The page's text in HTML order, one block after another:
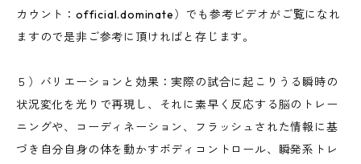
カウント：official.dominate）でも参考ビデオがご覧になれ
ますので是非ご参考に頂ければと存じます。
５）バリエーションと効果：実際の試合に起こりうる瞬時の
状況変化を光りで再現し、それに素早く反応する脳のトレー
ニングや、コーディネーション、フラッシュされた情報に基
づき自分自身の体を動かすボディコントロール、瞬発系トレ